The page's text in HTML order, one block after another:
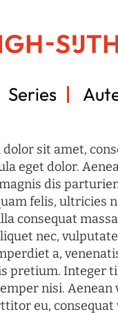
Series
sit amet,
eget dolor.
dis
felis, ultricies
consequat
nec,
a,
pretium. Integer
nisi.
eu,